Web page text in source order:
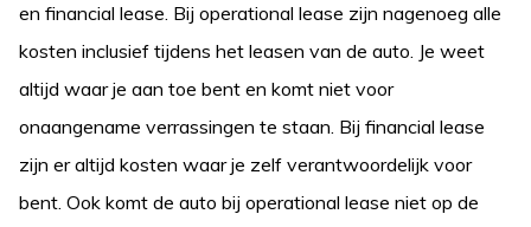
en financial lease. Bij operational lease zijn nagenoeg alle
kosten inclusief tijdens het leasen van de auto. Je weet
altijd waar je aan toe bent en komt niet voor
onaangename verrassingen te staan. Bij financial lease
zijn er altijd kosten waar je zelf verantwoordelijk voor
bent. Ook komt de auto bij operational lease niet op de